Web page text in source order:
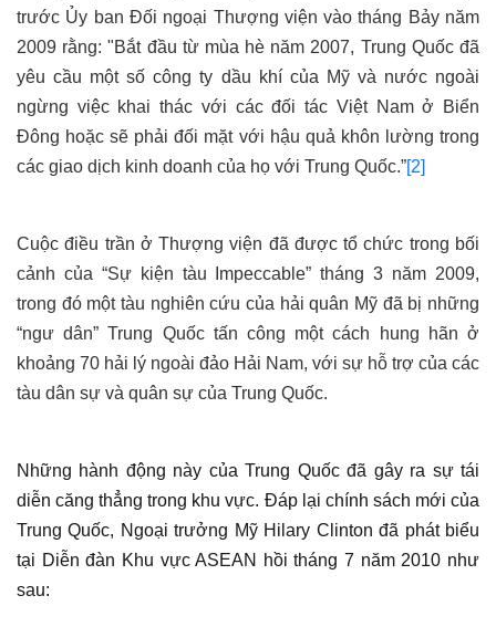
trước Ủy ban Đối ngoại Thượng viện vào tháng Bảy năm
2009 rằng: "Bắt đầu từ mùa hè năm 2007, Trung Quốc đã
yêu cầu một số công ty dầu khí của Mỹ và nước ngoài
ngừng việc khai thác với các đối tác Việt Nam ở Biển
Đông hoặc sẽ phải đối mặt với hậu quả khôn lường trong
các giao dịch kinh doanh của họ với Trung Quốc.”[2]
Cuộc điều trần ở Thượng viện đã được tổ chức trong bối
cảnh của “Sự kiện tàu Impeccable” tháng 3 năm 2009,
trong đó một tàu nghiên cứu của hải quân Mỹ đã bị những
“ngư dân” Trung Quốc tấn công một cách hung hãn ở
khoảng 70 hải lý ngoài đảo Hải Nam, với sự hỗ trợ của các
tàu dân sự và quân sự của Trung Quốc.
Những hành động này của Trung Quốc đã gây ra sự tái
diễn căng thẳng trong khu vực. Đáp lại chính sách mới của
Trung Quốc, Ngoại trưởng Mỹ Hilary Clinton đã phát biểu
tại Diễn đàn Khu vực ASEAN hồi tháng 7 năm 2010 như
sau: